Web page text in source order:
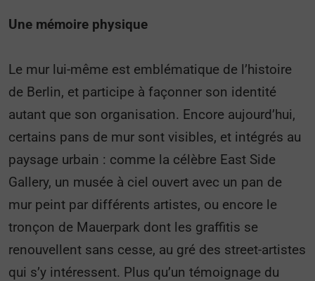
Une mémoire physique
Le mur lui-même est emblématique de l’histoire
de Berlin, et participe à façonner son identité
autant que son organisation. Encore aujourd’hui,
certains pans de mur sont visibles, et intégrés au
paysage urbain : comme la célèbre East Side
Gallery, un musée à ciel ouvert avec un pan de
mur peint par différents artistes, ou encore le
tronçon de Mauerpark dont les graffitis se
renouvellent sans cesse, au gré des street-artistes
qui s’y intéressent. Plus qu’un témoignage du